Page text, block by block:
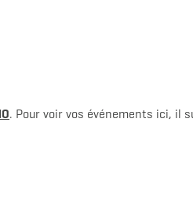
. Pour voir vos événements ici, il